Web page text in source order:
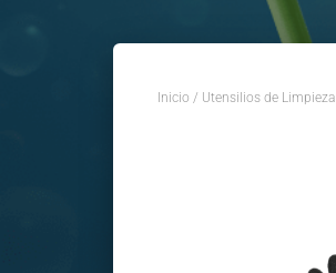
Inicio / Utensilios de Limpieza